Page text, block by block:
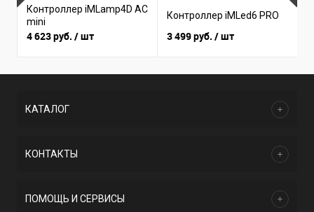
Контроллер iMLamp4D AC
mini
4 623 руб. / шт
Контроллер iMLed6 PRO
3 499 руб. / шт
КАТАЛОГ
КОНТАКТЫ
ПОМОЩЬ И СЕРВИСЫ